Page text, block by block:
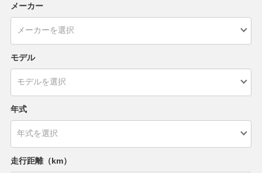
メーカー
モデル
年式
走行距離（km）